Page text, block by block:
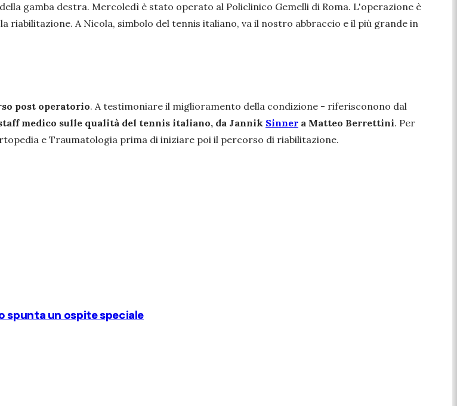
della gamba destra. Mercoledì è stato operato al Policlinico Gemelli di Roma. L'operazione è
riabilitazione. A Nicola, simbolo del tennis italiano, va il nostro abbraccio e il più grande in
post operatorio. A testimoniare il miglioramento della condizione - riferisconono dal
medico sulle qualità del tennis italiano, da Jannik Sinner a Matteo Berrettini. Per
e Traumatologia prima di iniziare poi il percorso di riabilitazione.
spunta un ospite speciale